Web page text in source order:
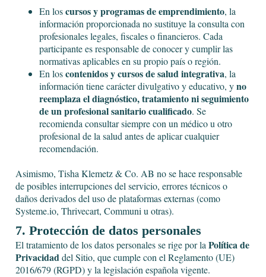
En loscursos y programas de emprendimiento, la
información proporcionada no sustituye la consulta con
profesionales legales, fiscales o financieros. Cada
participante es responsable de conocer y cumplir las
normativas aplicables en su propio país o región.
En loscontenidos y cursos de salud integrativa, la
información tiene carácter divulgativo y educativo, yno
reemplaza el diagnóstico, tratamiento ni seguimiento
de un profesional sanitario cualificado. Se
recomienda consultar siempre con un médico u otro
profesional de la salud antes de aplicar cualquier
recomendación.
Asimismo, Tisha Klemetz & Co. AB no se hace responsable
de posibles interrupciones del servicio, errores técnicos o
daños derivados del uso de plataformas externas (como
Systeme.io, Thrivecart, Communi u otras).
7. Protección de datos personales
El tratamiento de los datos personales se rige por la Política de
Privacidaddel Sitio, que cumple con el Reglamento (UE)
2016/679 (RGPD) y la legislación española vigente.